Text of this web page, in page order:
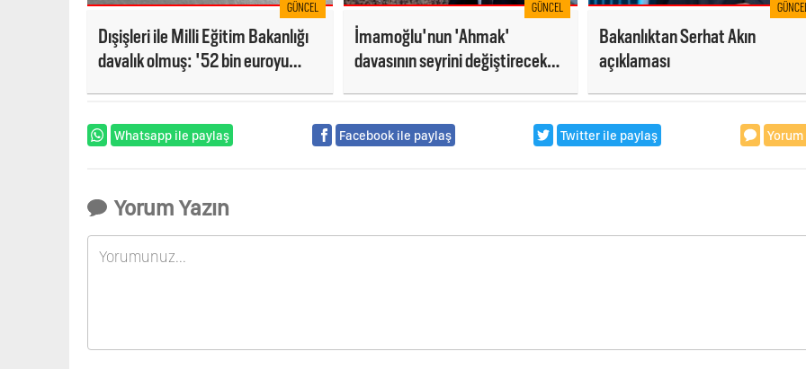
GÜNCEL
Dışişleri ile Milli Eğitim Bakanlığı
davalık olmuş: '52 bin euroyu
GÜNCEL
İmamoğlu'nun 'Ahmak'
davasının seyrini değiştirecek
Bakanlıktan Serhat Akın
açıklaması
Whatsapp ile paylaş Facebook ile paylaş Twitter ile paylaş Yorum
Yorum Yazın